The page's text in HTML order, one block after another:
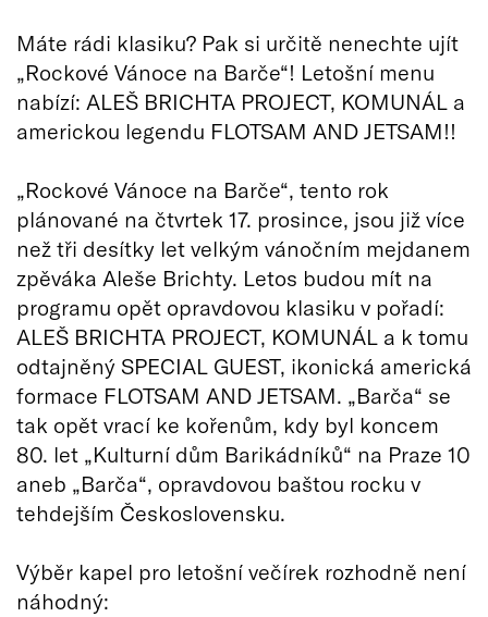
Máte rádi klasiku? Pak si určitě nenechte ujít
„Rockové Vánoce na Barče“! Letošní menu
nabízí: ALEŠ BRICHTA PROJECT, KOMUNÁL a
americkou legendu FLOTSAM AND JETSAM!!
„Rockové Vánoce na Barče“, tento rok
plánované na čtvrtek 17. prosince, jsou již více
než tři desítky let velkým vánočním mejdanem
zpěváka Aleše Brichty. Letos budou mít na
programu opět opravdovou klasiku v pořadí:
ALEŠ BRICHTA PROJECT, KOMUNÁL a k tomu
odtajněný SPECIAL GUEST, ikonická americká
formace FLOTSAM AND JETSAM. „Barča“ se
tak opět vrací ke kořenům, kdy byl koncem
80. let „Kulturní dům Barikádníků“ na Praze 10
aneb „Barča“, opravdovou baštou rocku v
tehdejším Československu.
Výběr kapel pro letošní večírek rozhodně není
náhodný: